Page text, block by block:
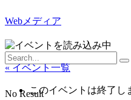
No Result
« イベント一覧
このイベントは終了し